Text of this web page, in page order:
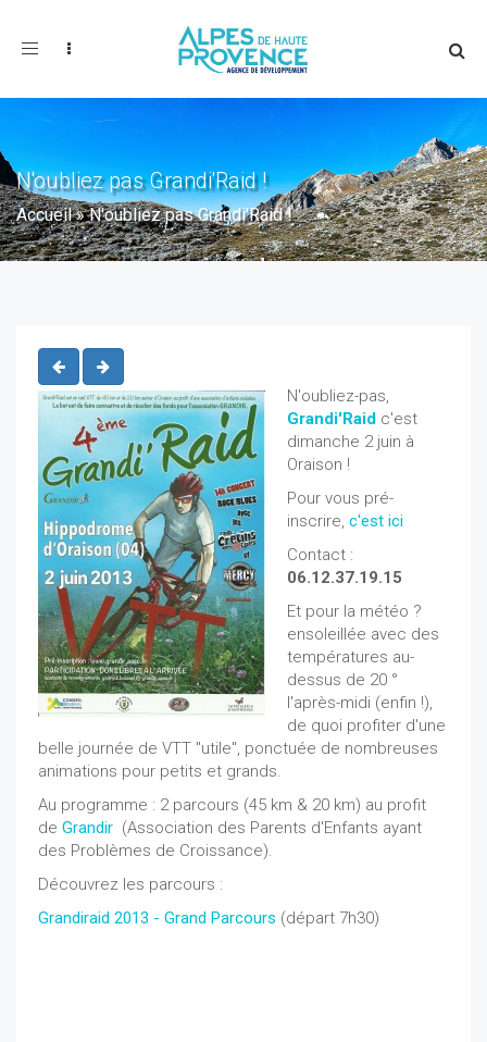
Toggle
N'oubliez pas Grandi'Raid !
Accueil»N'oubliez pas Grandi'Raid !
N'oubliez-pas,
Grandi'Raid c'est
dimanche 2 juin à
Oraison !
Pour vous pré-
inscrire, c'est ici
Contact :
06.12.37.19.15
Et pour la météo ?
ensoleillée avec des
températures au-
dessus de 20 °
l'après-midi (enfin !),
de quoi profiter d'une
belle journée de VTT "utile", ponctuée de nombreuses
animations pour petits et grands.
Au programme : 2 parcours (45 km & 20 km) au profit
de Grandir (Association des Parents d'Enfants ayant
des Problèmes de Croissance).
Découvrez les parcours :
Grandiraid 2013 - Grand Parcours (départ 7h30)